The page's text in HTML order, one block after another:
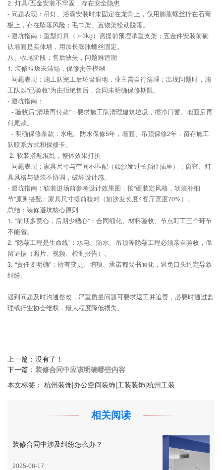
2. 灯具/五金安装不牢固，存在安全隐患
- 问题表现：吊灯、浴霸安装时未固定在龙骨上，仅用膨胀螺丝拧在石膏
板上，存在坠落风险；毛巾架、置物架松动脱落。
- 避坑指南：重型灯具（＞3kg）需提前预埋承重支架；五金件安装前确
认墙面是实体墙，用加长膨胀螺丝固定。
八、收尾阶段：售后缺失，问题难追溯
1. 装修垃圾未清场，保修责任模糊
- 问题表现：施工队完工后垃圾遍地，业主需自行清理；出现问题时，施
工队以“已验收”为由拒绝售后，合同未明确保修期限。
- 避坑指南：
- 验收后“清场再付款”：要求施工队清理建筑垃圾，擦净门窗、地面后再
付尾款。
- 明确保修条款：水电、防水保修5年，墙面、吊顶保修2年，留存施工
队联系方式和保修卡。
2. 软装搭配混乱，整体效果打折
- 问题表现：家具尺寸与空间不匹配（如沙发过长挡住插座）；窗帘、灯
具风格与硬装不协调，破坏设计感。
- 避坑指南：软装进场前参考设计效果图，按“硬装定风格，软装补细
节”原则搭配；家具尺寸提前核对（如沙发长度≤客厅宽度70%）。
总结：装修避坑核心原则
1. “前期多费心，后期少糟心”：合同细化、材料验收、节点盯工三个环节
不能省。
2. “隐蔽工程是生命线”：水电、防水、吊顶等隐蔽工程必须亲自验收，保
留证据（照片、视频、检测报告）。
3. “责任要明确”：所有变更、增项、承诺都要书面化，避免口头约定导致
纠纷。
遇到问题及时沟通整改，严重质量问题可要求返工并追责，必要时通过监
理或行业协会维权，最大程度降低损失。
上一篇：没有了！
下一篇： 装修合同中应该明确哪些内容
本文标签： 杭州装饰|办公空间装饰|工装装饰|杭州工装
相关阅读
装修合同中涉及纠纷怎么办？
2025-08-17